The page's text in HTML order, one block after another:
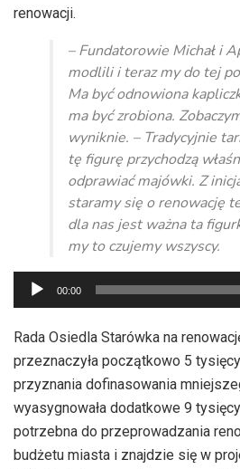
renowacji.
– Fundatorowie Michał i
modlili i teraz my do tej
Ma być odnowiona
ma być zrobiona.
wyniknie. – Tradycyjnie
tę figurę przychodzą
odprawiać majówki. Z
staramy się o renowację
dla nas jest ważna ta
my to czujemy wszyscy.
Odtwarzacz
plików
dźwiękowych
00:00
Rada Osiedla Starówka na
przeznaczyła początkowo 5
przyznania dofinasowania
wyasygnowała dodatkowe 9
potrzebna do przeprowadzania
budżetu miasta i znajdzie się w